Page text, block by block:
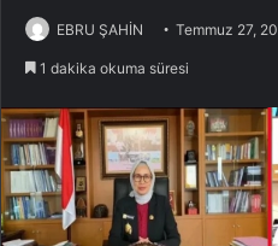
EBRU ŞAHİN Temmuz 27,
1 dakika okuma süresi